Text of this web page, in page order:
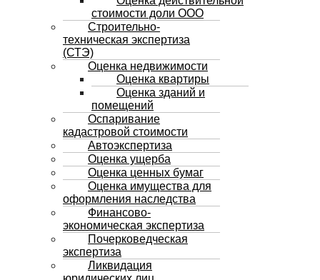
стоимости доли ООО
Строительно-
техническая экспертиза
(СТЭ)
Оценка недвижимости
Оценка квартиры
Оценка зданий и
помещений
Оспаривание
кадастровой стоимости
Автоэкспертиза
Оценка ущерба
Оценка ценных бумаг
Оценка имущества для
оформления наследства
Финансово-
экономическая экспертиза
Почерковедческая
экспертиза
Ликвидация